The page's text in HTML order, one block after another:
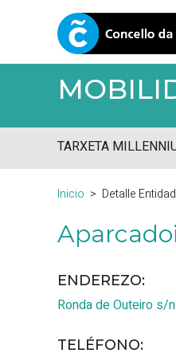
TARXETA
Inicio Detalle Entidad
ENDEREZO:
Ronda de Outeiro s/n.
TELÉFONO: